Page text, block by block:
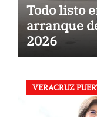
Todo listo
arranque
2026
VERACRUZ